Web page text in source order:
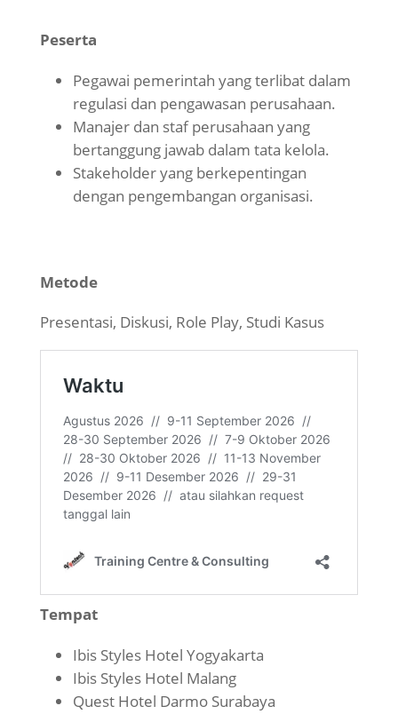
Peserta
Pegawai pemerintah yang terlibat dalam
regulasi dan pengawasan perusahaan.
Manajer dan staf perusahaan yang
bertanggung jawab dalam tata kelola.
Stakeholder yang berkepentingan
dengan pengembangan organisasi.
Metode
Presentasi, Diskusi, Role Play, Studi Kasus
Tempat
Ibis Styles Hotel Yogyakarta
Ibis Styles Hotel Malang
Quest Hotel Darmo Surabaya